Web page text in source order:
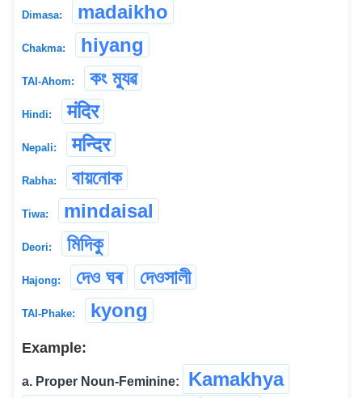
Dimasa: madaikho
Chakma: hiyang
TAI-Ahom: কং ম্যুৱ
Hindi: मंदिर
Nepali: मन्दिर
Rabha: বায়নোক
Tiwa: mindaisal
Deori: মিদিকু
Hajong: দেও ঘৰ দেওসালী
TAI-Phake: kyong
Example:
a. Proper Noun-Feminine: Kamakhya